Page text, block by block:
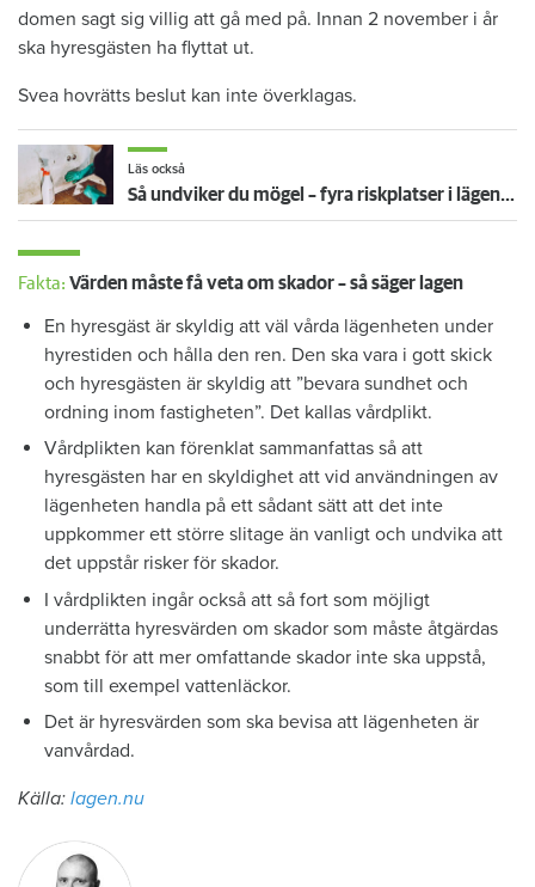
domen sagt sig villig att gå med på. Innan 2 november i år
ska hyresgästen ha flyttat ut.
Svea hovrätts beslut kan inte överklagas.
Läs också
Så undviker du mögel – fyra riskplatser i lägenheten: ”Måste städa bort”
Fakta: Värden måste få veta om skador – så säger lagen
En hyresgäst är skyldig att väl vårda lägenheten under
hyrestiden och hålla den ren. Den ska vara i gott skick
och hyresgästen är skyldig att ”bevara sundhet och
ordning inom fastigheten”. Det kallas vårdplikt.
Vårdplikten kan förenklat sammanfattas så att
hyresgästen har en skyldighet att vid användningen av
lägenheten handla på ett sådant sätt att det inte
uppkommer ett större slitage än vanligt och undvika att
det uppstår risker för skador.
I vårdplikten ingår också att så fort som möjligt
underrätta hyresvärden om skador som måste åtgärdas
snabbt för att mer omfattande skador inte ska uppstå,
som till exempel vattenläckor.
Det är hyresvärden som ska bevisa att lägenheten är
vanvårdad.
Källa: lagen.nu